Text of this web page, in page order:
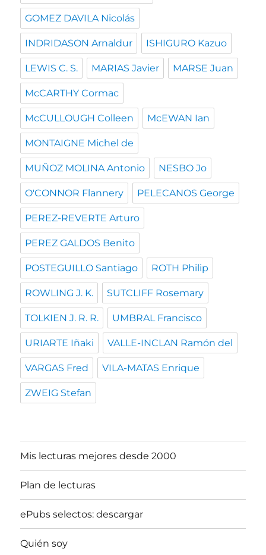
GOMEZ DAVILA Nicolás
INDRIDASON Arnaldur ISHIGURO Kazuo
LEWIS C. S. MARIAS Javier MARSE Juan
McCARTHY Cormac
McCULLOUGH Colleen McEWAN Ian
MONTAIGNE Michel de
MUÑOZ MOLINA Antonio NESBO Jo
O'CONNOR Flannery PELECANOS George
PEREZ-REVERTE Arturo
PEREZ GALDOS Benito
POSTEGUILLO Santiago ROTH Philip
ROWLING J. K. SUTCLIFF Rosemary
TOLKIEN J. R. R. UMBRAL Francisco
URIARTE Iñaki VALLE-INCLAN Ramón del
VARGAS Fred VILA-MATAS Enrique
ZWEIG Stefan
Mis lecturas mejores desde 2000
Plan de lecturas
ePubs selectos: descargar
Quién soy